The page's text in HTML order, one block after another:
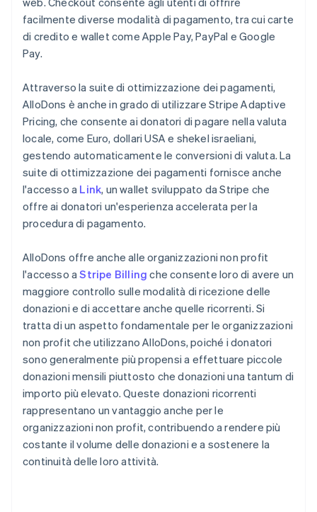
facilmente diverse modalità di pagamento, tra cui carte
di credito e wallet come Apple Pay, PayPal e Google
Pay.
Attraverso la suite di ottimizzazione dei pagamenti,
AlloDons è anche in grado di utilizzare Stripe Adaptive
Pricing, che consente ai donatori di pagare nella valuta
locale, come Euro, dollari USA e shekel israeliani,
gestendo automaticamente le conversioni di valuta. La
suite di ottimizzazione dei pagamenti fornisce anche
l'accesso a Link, un wallet sviluppato da Stripe che
offre ai donatori un'esperienza accelerata per la
procedura di pagamento.
AlloDons offre anche alle organizzazioni non profit
l'accesso aStripe Billing che consente loro di avere un
maggiore controllo sulle modalità di ricezione delle
donazioni e di accettare anche quelle ricorrenti. Si
tratta di un aspetto fondamentale per le organizzazioni
non profit che utilizzano AlloDons, poiché i donatori
sono generalmente più propensi a effettuare piccole
donazioni mensili piuttosto che donazioni una tantum di
importo più elevato. Queste donazioni ricorrenti
rappresentano un vantaggio anche per le
organizzazioni non profit, contribuendo a rendere più
costante il volume delle donazioni e a sostenere la
continuità delle loro attività.